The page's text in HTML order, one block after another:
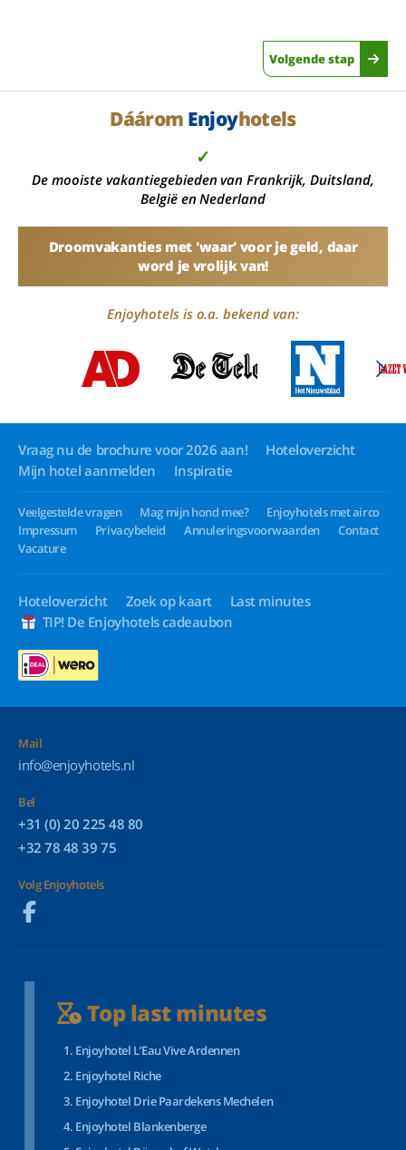
Volgende stap
Dáárom Enjoyhotels
✓
De mooiste vakantiegebieden van Frankrijk, Duitsland,
België en Nederland
Droomvakanties met 'waar' voor je geld, daar
word je vrolijk van!
Enjoyhotels is o.a. bekend van:
Vraag nu de brochure voor 2026 aan!
Hoteloverzicht
Mijn hotel aanmelden
Inspiratie
Veelgestelde vragen Mag mijn hond mee?
Enjoyhotels met airco
Impressum
Privacybeleid Annuleringsvoorwaarden
Contact
Vacature
Hoteloverzicht Zoek op kaart
Last minutes
TIP! De Enjoyhotels cadeaubon
Mail
info@enjoyhotels.nl
Bel
+31 (0) 20 225 48 80
+32 78 48 39 75
Volg Enjoyhotels
Top last minutes
Enjoyhotel L’Eau Vive Ardennen
Enjoyhotel Riche
Enjoyhotel Drie Paardekens Mechelen
Enjoyhotel Blankenberge